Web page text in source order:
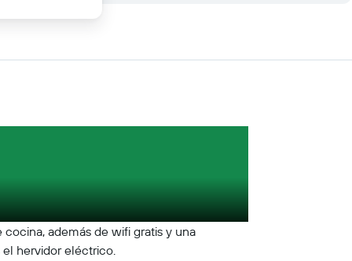
además de wifi gratis y una
el hervidor eléctrico.